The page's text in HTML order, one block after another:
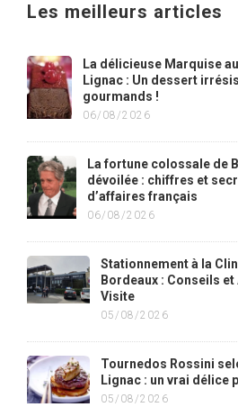
Les meilleurs articles
La délicieuse Marquise
Lignac : Un dessert
gourmands !
06/08/2026
La fortune colossale de
dévoilée : chiffres et
d’affaires français
06/08/2026
Stationnement à la
Bordeaux : Conseils
Visite
05/08/2026
Tournedos Rossini
Lignac : un vrai délice
05/08/2026